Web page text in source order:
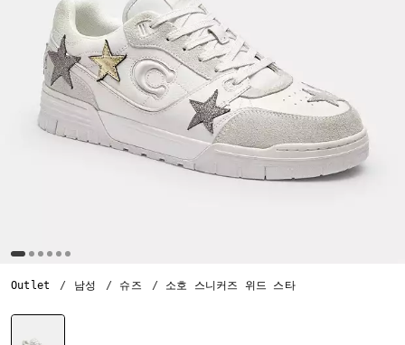
Outlet 남성 슈즈 소호 스니커즈 위드 스타